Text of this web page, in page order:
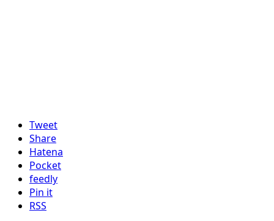
Tweet
Share
Hatena
Pocket
feedly
Pin it
RSS